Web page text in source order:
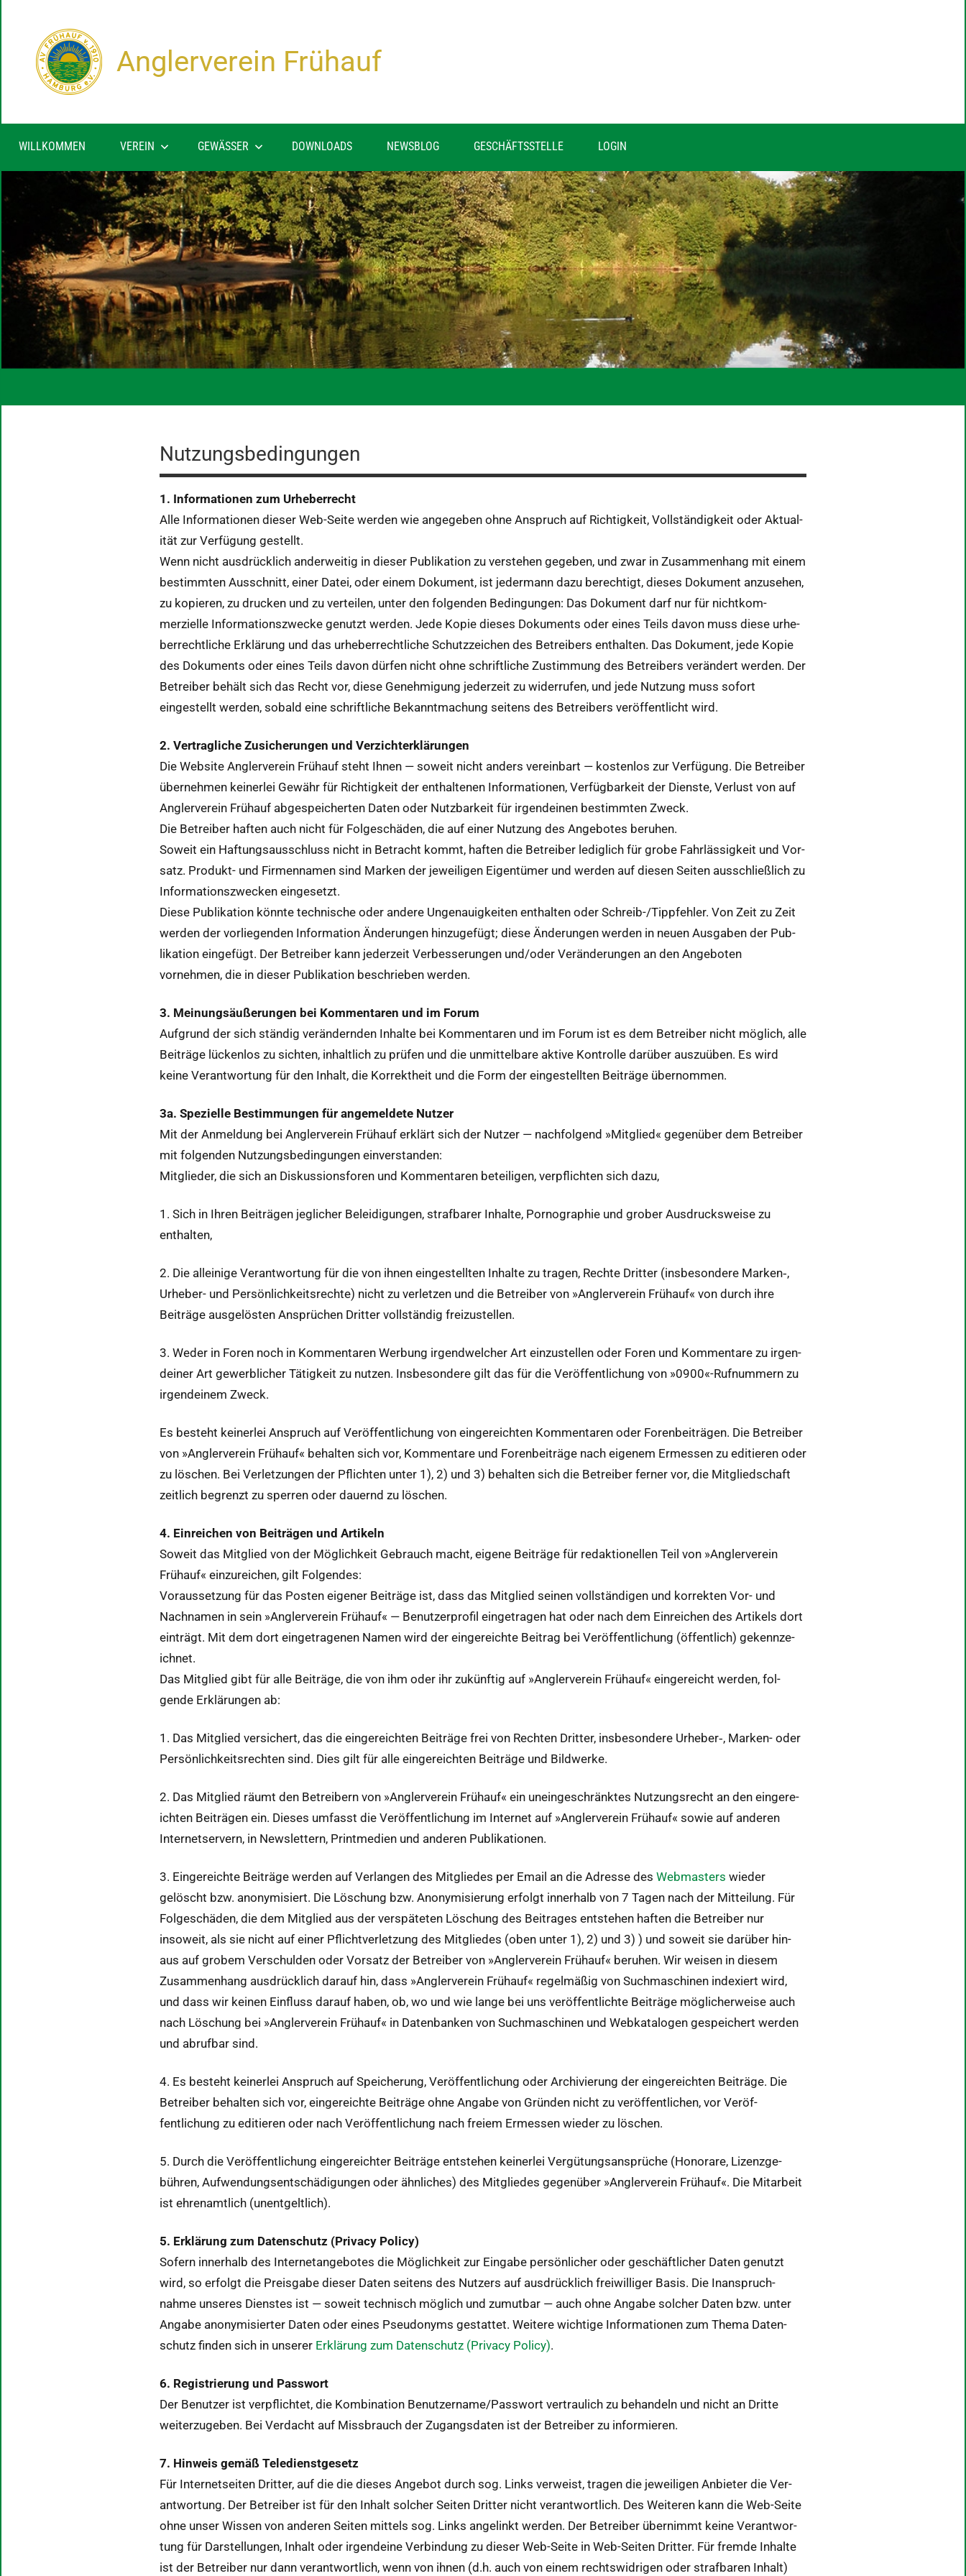
springen
Anglerverein Frühauf
WILLKOMMEN VEREIN GEWÄSSER DOWNLOADS NEWSBLOG GESCHÄFTSSTELLE LOGIN
Nutzungsbedingungen
1. Infor­ma­tio­nen zum Urhe­ber­recht
Alle Infor­ma­tio­nen dieser Web-Seite wer­den wie angegeben ohne Anspruch auf Richtigkeit, Voll­ständigkeit oder Aktu­al­
ität zur Ver­fü­gung gestellt.
Wenn nicht aus­drück­lich ander­weit­ig in dieser Pub­lika­tion zu ver­ste­hen gegeben, und zwar in Zusam­men­hang mit einem
bes­timmten Auss­chnitt, ein­er Datei, oder einem Doku­ment, ist jed­er­mann dazu berechtigt, dieses Doku­ment anzuse­hen,
zu kopieren, zu druck­en und zu verteilen, unter den fol­gen­den Bedin­gun­gen: Das Doku­ment darf nur für nichtkom­
merzielle Infor­ma­tion­szwecke genutzt wer­den. Jede Kopie dieses Doku­ments oder eines Teils davon muss diese urhe­
ber­rechtliche Erk­lärung und das urhe­ber­rechtliche Schutzze­ichen des Betreibers enthal­ten. Das Doku­ment, jede Kopie
des Doku­ments oder eines Teils davon dür­fen nicht ohne schriftliche Zus­tim­mung des Betreibers verän­dert wer­den. Der
Betreiber behält sich das Recht vor, diese Genehmi­gung jed­erzeit zu wider­rufen, und jede Nutzung muss sofort
eingestellt wer­den, sobald eine schriftliche Bekan­nt­machung seit­ens des Betreibers veröf­fentlicht wird.
2. Ver­tragliche Zusicherun­gen und Verzichterk­lärun­gen
Die Web­site Anglervere­in Frühauf ste­ht Ihnen — soweit nicht anders vere­in­bart — kosten­los zur Ver­fü­gung. Die Betreiber
übernehmen kein­er­lei Gewähr für Richtigkeit der enthal­te­nen Infor­ma­tio­nen, Ver­füg­barkeit der Dien­ste, Ver­lust von auf
Anglervere­in Frühauf abge­spe­icherten Dat­en oder Nutzbarkeit für irgen­deinen bes­timmten Zweck.
Die Betreiber haften auch nicht für Folgeschä­den, die auf ein­er Nutzung des Ange­botes beruhen.
Soweit ein Haf­tungsauss­chluss nicht in Betra­cht kommt, haften die Betreiber lediglich für grobe Fahrläs­sigkeit und Vor­
satz. Pro­dukt- und Fir­men­na­men sind Marken der jew­eili­gen Eigen­tümer und wer­den auf diesen Seit­en auss­chließlich zu
Infor­ma­tion­szweck­en einge­set­zt.
Diese Pub­lika­tion kön­nte tech­nis­che oder andere Unge­nauigkeit­en enthal­ten oder Schreib-/Tippfehler. Von Zeit zu Zeit
wer­den der vor­liegen­den Infor­ma­tion Änderun­gen hinzuge­fügt; diese Änderun­gen wer­den in neuen Aus­gaben der Pub­
lika­tion einge­fügt. Der Betreiber kann jed­erzeit Verbesserun­gen und/oder Verän­derun­gen an den Ange­boten
vornehmen, die in dieser Pub­lika­tion beschrieben werden.
3. Mei­n­ungsäußerun­gen bei Kom­mentaren und im Forum
Auf­grund der sich ständig verän­dern­den Inhalte bei Kom­mentaren und im Forum ist es dem Betreiber nicht möglich, alle
Beiträge lück­en­los zu sicht­en, inhaltlich zu prüfen und die unmit­tel­bare aktive Kon­trolle darüber auszuüben. Es wird
keine Ver­ant­wor­tung für den Inhalt, die Kor­rek­theit und die Form der eingestell­ten Beiträge übernommen.
3a. Spezielle Bes­tim­mungen für angemeldete Nutzer
Mit der Anmel­dung bei Anglervere­in Frühauf erk­lärt sich der Nutzer — nach­fol­gend »Mit­glied« gegenüber dem Betreiber
mit fol­gen­den Nutzungs­be­din­gun­gen ein­ver­standen:
Mit­glieder, die sich an Diskus­sions­foren und Kom­mentaren beteili­gen, verpflicht­en sich dazu,
1. Sich in Ihren Beiträ­gen jeglich­er Belei­di­gun­gen, straf­bar­er Inhalte, Pornogra­phie und grober Aus­druck­sweise zu
enthalten,
2. Die alleinige Ver­ant­wor­tung für die von ihnen eingestell­ten Inhalte zu tra­gen, Rechte Drit­ter (ins­beson­dere Marken‑,
Urhe­ber- und Per­sön­lichkeit­srechte) nicht zu ver­let­zen und die Betreiber von »Anglervere­in Frühauf« von durch ihre
Beiträge aus­gelösten Ansprüchen Drit­ter voll­ständig freizustellen.
3. Wed­er in Foren noch in Kom­mentaren Wer­bung irgendwelch­er Art einzustellen oder Foren und Kom­mentare zu irgen­
dein­er Art gewerblich­er Tätigkeit zu nutzen. Ins­beson­dere gilt das für die Veröf­fentlichung von »0900«-Rufnummern zu
irgen­deinem Zweck.
Es beste­ht kein­er­lei Anspruch auf Veröf­fentlichung von ein­gere­icht­en Kom­mentaren oder Foren­beiträ­gen. Die Betreiber
von »Anglervere­in Frühauf« behal­ten sich vor, Kom­mentare und Foren­beiträge nach eigen­em Ermessen zu edi­tieren oder
zu löschen. Bei Ver­let­zun­gen der Pflicht­en unter 1), 2) und 3) behal­ten sich die Betreiber fern­er vor, die Mit­glied­schaft
zeitlich begren­zt zu sper­ren oder dauernd zu löschen.
4. Ein­re­ichen von Beiträ­gen und Artikeln
Soweit das Mit­glied von der Möglichkeit Gebrauch macht, eigene Beiträge für redak­tionellen Teil von »Anglervere­in
Frühauf« einzure­ichen, gilt Fol­gen­des:
Voraus­set­zung für das Posten eigen­er Beiträge ist, dass das Mit­glied seinen voll­ständi­gen und kor­rek­ten Vor- und
Nach­na­men in sein »Anglervere­in Frühauf« — Benutzer­pro­fil einge­tra­gen hat oder nach dem Ein­re­ichen des Artikels dort
ein­trägt. Mit dem dort einge­tra­ge­nen Namen wird der ein­gere­ichte Beitrag bei Veröf­fentlichung (öffentlich) gekennze­
ich­net.
Das Mit­glied gibt für alle Beiträge, die von ihm oder ihr zukün­ftig auf »Anglervere­in Frühauf« ein­gere­icht wer­den, fol­
gende Erk­lärun­gen ab:
1. Das Mit­glied ver­sichert, das die ein­gere­icht­en Beiträge frei von Recht­en Drit­ter, ins­beson­dere Urheber‑, Marken- oder
Per­sön­lichkeit­srecht­en sind. Dies gilt für alle ein­gere­icht­en Beiträge und Bildwerke.
2. Das Mit­glied räumt den Betreibern von »Anglervere­in Frühauf« ein uneingeschränk­tes Nutzungsrecht an den ein­gere­
icht­en Beiträ­gen ein. Dieses umfasst die Veröf­fentlichung im Inter­net auf »Anglervere­in Frühauf« sowie auf anderen
Inter­net­servern, in Newslet­tern, Print­me­di­en und anderen Publikationen.
3. Ein­gere­ichte Beiträge wer­den auf Ver­lan­gen des Mit­gliedes per Email an die Adresse des Web­mas­ters wieder
gelöscht bzw. anonymisiert. Die Löschung bzw. Anonymisierung erfol­gt inner­halb von 7 Tagen nach der Mit­teilung. Für
Folgeschä­den, die dem Mit­glied aus der ver­späteten Löschung des Beitrages entste­hen haften die Betreiber nur
insoweit, als sie nicht auf ein­er Pflichtver­let­zung des Mit­gliedes (oben unter 1), 2) und 3) ) und soweit sie darüber hin­
aus auf grobem Ver­schulden oder Vor­satz der Betreiber von »Anglervere­in Frühauf« beruhen. Wir weisen in diesem
Zusam­men­hang aus­drück­lich darauf hin, dass »Anglervere­in Frühauf« regelmäßig von Such­maschi­nen index­iert wird,
und dass wir keinen Ein­fluss darauf haben, ob, wo und wie lange bei uns veröf­fentlichte Beiträge möglicher­weise auch
nach Löschung bei »Anglervere­in Frühauf« in Daten­banken von Such­maschi­nen und Webkat­a­lo­gen gespe­ichert wer­den
und abruf­bar sind.
4. Es beste­ht kein­er­lei Anspruch auf Spe­icherung, Veröf­fentlichung oder Archivierung der ein­gere­icht­en Beiträge. Die
Betreiber behal­ten sich vor, ein­gere­ichte Beiträge ohne Angabe von Grün­den nicht zu veröf­fentlichen, vor Veröf­
fentlichung zu edi­tieren oder nach Veröf­fentlichung nach freiem Ermessen wieder zu löschen.
5. Durch die Veröf­fentlichung ein­gere­ichter Beiträge entste­hen kein­er­lei Vergü­tungsansprüche (Hon­o­rare, Lizen­zge­
bühren, Aufwen­dungsentschädi­gun­gen oder ähn­lich­es) des Mit­gliedes gegenüber »Anglervere­in Frühauf«. Die Mitar­beit
ist ehre­namtlich (unent­geltlich).
5. Erk­lärung zum Daten­schutz (Pri­va­cy Pol­i­cy)
Sofern inner­halb des Inter­ne­tange­botes die Möglichkeit zur Eingabe per­sön­lich­er oder geschäftlich­er Dat­en genutzt
wird, so erfol­gt die Preis­gabe dieser Dat­en seit­ens des Nutzers auf aus­drück­lich frei­williger Basis. Die Inanspruch­
nahme unseres Dien­stes ist — soweit tech­nisch möglich und zumut­bar — auch ohne Angabe solch­er Dat­en bzw. unter
Angabe anonymisiert­er Dat­en oder eines Pseu­do­nyms ges­tat­tet. Weit­ere wichtige Infor­ma­tio­nen zum The­ma Daten­
schutz find­en sich in unser­er Erk­lärung zum Daten­schutz (Pri­va­cy Pol­i­cy).
6. Reg­istrierung und Pass­wort
Der Benutzer ist verpflichtet, die Kom­bi­na­tion Benutzername/Passwort ver­traulich zu behan­deln und nicht an Dritte
weit­erzugeben. Bei Ver­dacht auf Miss­brauch der Zugangs­dat­en ist der Betreiber zu informieren.
7. Hin­weis gemäß Tele­di­en­st­ge­setz
Für Inter­net­seit­en Drit­ter, auf die die dieses Ange­bot durch sog. Links ver­weist, tra­gen die jew­eili­gen Anbi­eter die Ver­
ant­wor­tung. Der Betreiber ist für den Inhalt solch­er Seit­en Drit­ter nicht ver­ant­wortlich. Des Weit­eren kann die Web-Seite
ohne unser Wis­sen von anderen Seit­en mit­tels sog. Links angelinkt wer­den. Der Betreiber übern­immt keine Ver­ant­wor­
tung für Darstel­lun­gen, Inhalt oder irgen­deine Verbindung zu dieser Web-Seite in Web-Seit­en Drit­ter. Für fremde Inhalte
ist der Betreiber nur dann ver­ant­wortlich, wenn von ihnen (d.h. auch von einem rechtswidri­gen oder straf­baren Inhalt)